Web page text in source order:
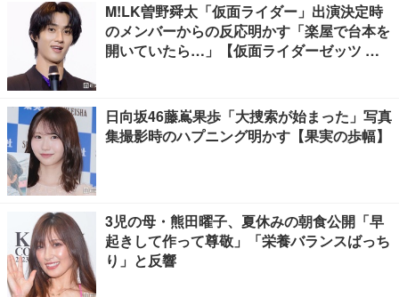
M!LK曽野舜太「仮面ライダー」出演決定時
のメンバーからの反応明かす「楽屋で台本を
開いていたら…」【仮面ライダーゼッツ さ
日向坂46藤嶌果歩「大捜索が始まった」写真
集撮影時のハプニング明かす【果実の歩幅】
3児の母・熊田曜子、夏休みの朝食公開「早
起きして作って尊敬」「栄養バランスばっち
り」と反響